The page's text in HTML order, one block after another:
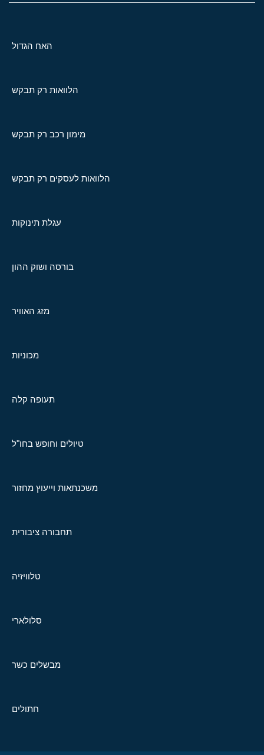
האח הגדול
הלוואות רק תבקש
מימון רכב רק תבקש
הלוואות לעסקים רק תבקש
עגלת תינוקות
בורסה ושוק ההון
מזג האוויר
מכוניות
תעופה קלה
טיולים וחופש בחו"ל
משכנתאות וייעוץ מחזור
תחבורה ציבורית
טלוויזיה
סלולארי
מבשלים כשר
חתולים